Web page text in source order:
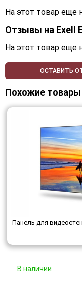
На этот товар еще
Отзывы на Exell
На этот товар еще
ОСТАВИТЬ
Похожие товары
Панель для
В наличии